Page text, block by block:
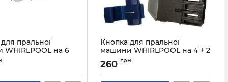
пральної
на 6
Кнопка для пральної
машини WHIRLPOOL на 4 + 2
контакту
Артикул:
260 грн